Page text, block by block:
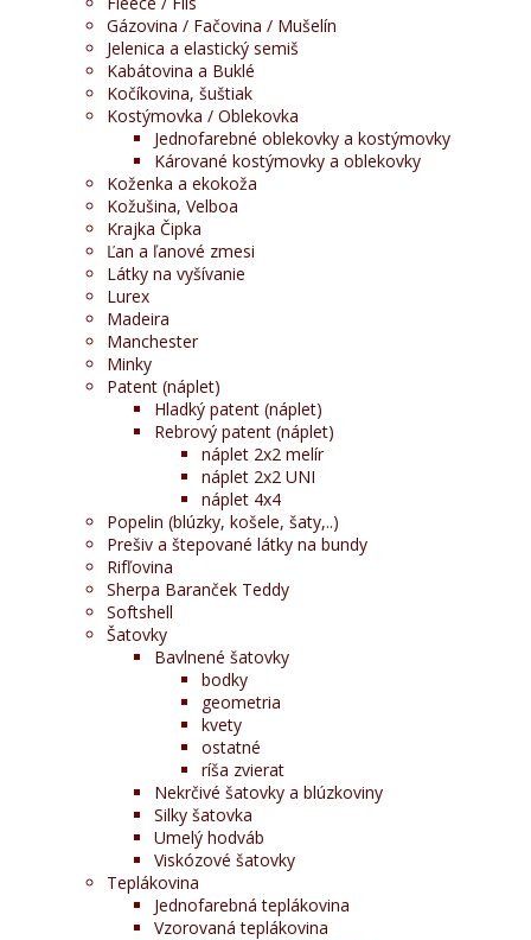
Gázovina / Fačovina / Mušelín
Jelenica a elastický semiš
Kabátovina a Buklé
Kočíkovina, šuštiak
Kostýmovka / Oblekovka
Jednofarebné oblekovky a kostýmovky
Kárované kostýmovky a oblekovky
Koženka a ekokoža
Kožušina, Velboa
Krajka Čipka
Ľan a ľanové zmesi
Látky na vyšívanie
Lurex
Madeira
Manchester
Minky
Patent (náplet)
Hladký patent (náplet)
Rebrový patent (náplet)
náplet 2x2 melír
náplet 2x2 UNI
náplet 4x4
Popelin (blúzky, košele, šaty,..)
Prešiv a štepované látky na bundy
Rifľovina
Sherpa Baranček Teddy
Softshell
Šatovky
Bavlnené šatovky
bodky
geometria
kvety
ostatné
ríša zvierat
Nekrčivé šatovky a blúzkoviny
Silky šatovka
Umelý hodváb
Viskózové šatovky
Teplákovina
Jednofarebná teplákovina
Vzorovaná teplákovina